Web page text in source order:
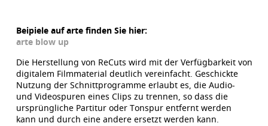
Beipiele auf arte finden Sie hier:
arte blow up
Die Herstellung von ReCuts wird mit der Verfügbarkeit von
digitalem Filmmaterial deutlich vereinfacht. Geschickte
Nutzung der Schnittprogramme erlaubt es, die Audio-
und Videospuren eines Clips zu trennen, so dass die
ursprüngliche Partitur oder Tonspur entfernt werden
kann und durch eine andere ersetzt werden kann.